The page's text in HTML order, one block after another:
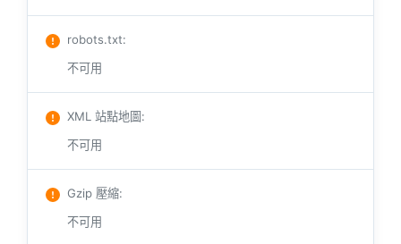
robots.txt:
不可用
XML 站點地圖:
不可用
Gzip 壓縮:
不可用